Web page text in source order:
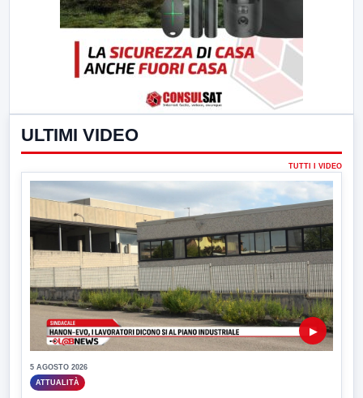
ULTIMI VIDEO
TUTTI I VIDEO
▶
5 AGOSTO 2026
ATTUALITÀ